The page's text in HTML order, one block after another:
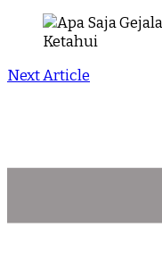
Next Article